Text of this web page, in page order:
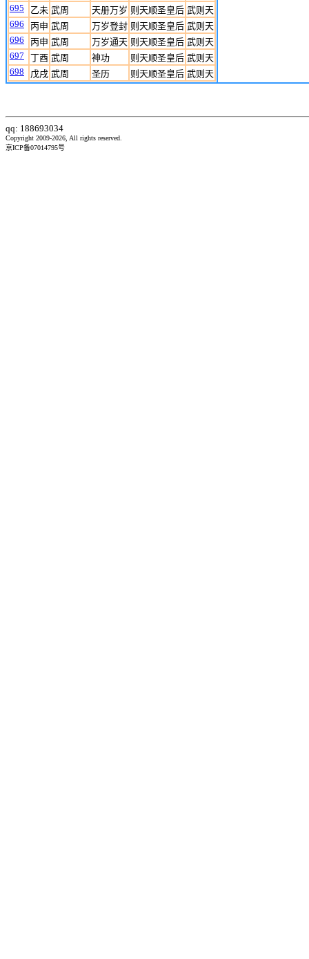
695
乙未 武周 天册万岁 则天顺圣皇后 武则天
696
丙申 武周 万岁登封 则天顺圣皇后 武则天
696
丙申 武周 万岁通天 则天顺圣皇后 武则天
697
丁酉 武周 神功 则天顺圣皇后 武则天
698
戊戌 武周 圣历 则天顺圣皇后 武则天
qq: 188693034
Copyright 2009-2026, All rights reserved.
京ICP备07014795号